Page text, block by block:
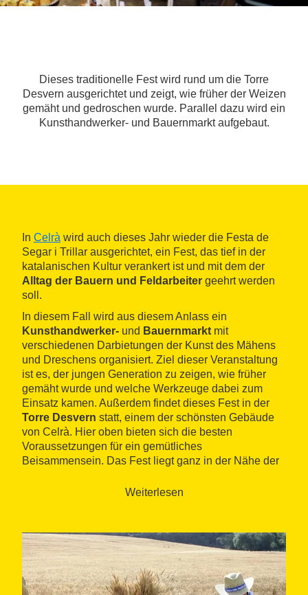
Dieses traditionelle Fest wird rund um die Torre
Desvern ausgerichtet und zeigt, wie früher der Weizen
gemäht und gedroschen wurde. Parallel dazu wird ein
Kunsthandwerker- und Bauernmarkt aufgebaut.
In Celrà wird auch dieses Jahr wieder die Festa de
Segar i Trillar ausgerichtet, ein Fest, das tief in der
katalanischen Kultur verankert ist und mit dem der
Alltag der Bauern und Feldarbeiter geehrt werden
soll.
In diesem Fall wird aus diesem Anlass ein
Kunsthandwerker- und Bauernmarkt mit
verschiedenen Darbietungen der Kunst des Mähens
und Dreschens organisiert. Ziel dieser Veranstaltung
ist es, der jungen Generation zu zeigen, wie früher
gemäht wurde und welche Werkzeuge dabei zum
Einsatz kamen. Außerdem findet dieses Fest in der
Torre Desvern statt, einem der schönsten Gebäude
von Celrà. Hier oben bieten sich die besten
Voraussetzungen für ein gemütliches
Beisammensein. Das Fest liegt ganz in der Nähe der
Weiterlesen